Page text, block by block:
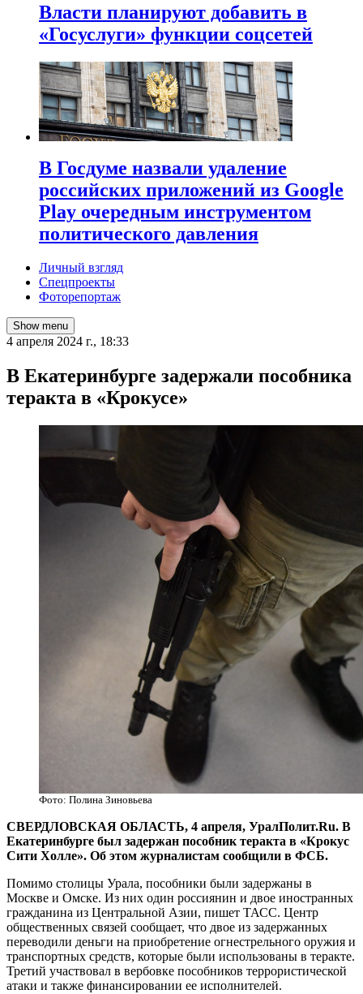
Власти планируют добавить в
«Госуслуги» функции соцсетей
В Госдуме назвали удаление
российских приложений из Google
Play очередным инструментом
политического давления
Личный взгляд
Спецпроекты
Фоторепортаж
Show menu
4 апреля 2024 г., 18:33
В Екатеринбурге задержали пособника
теракта в «Крокусе»
Фото: Полина Зиновьева
СВЕРДЛОВСКАЯ ОБЛАСТЬ, 4 апреля, УралПолит.Ru. В
Екатеринбурге был задержан пособник теракта в «Крокус
Сити Холле». Об этом журналистам сообщили в ФСБ.
Помимо столицы Урала, пособники были задержаны в
Москве и Омске. Из них один россиянин и двое иностранных
гражданина из Центральной Азии, пишет ТАСС. Центр
общественных связей сообщает, что двое из задержанных
переводили деньги на приoбретение огнестрельного оружия и
транспортных средств, которые были использованы в теракте.
Третий участвовал в вербовке пособников террористической
атаки и также финансировании ее исполнителей.